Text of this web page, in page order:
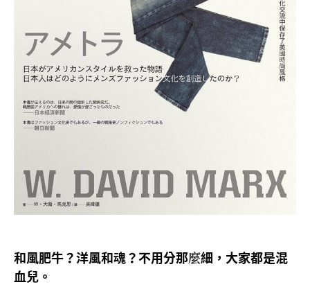
和風肥牛？洋風和魂？不用分那麼細 ， 大家都是混
血兒。